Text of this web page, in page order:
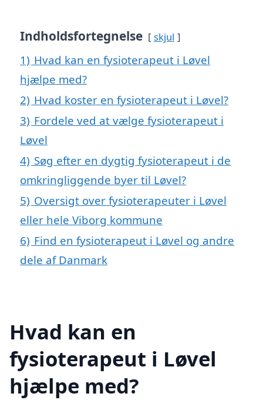
Indholdsfortegnelse skjul
1) Hvad kan en fysioterapeut i Løvel
hjælpe med?
2) Hvad koster en fysioterapeut i Løvel?
3) Fordele ved at vælge fysioterapeut i
Løvel
4) Søg efter en dygtig fysioterapeut i de
omkringliggende byer til Løvel?
5) Oversigt over fysioterapeuter i Løvel
eller hele Viborg kommune
6) Find en fysioterapeut i Løvel og andre
dele af Danmark
Hvad kan en
fysioterapeut i Løvel
hjælpe med?